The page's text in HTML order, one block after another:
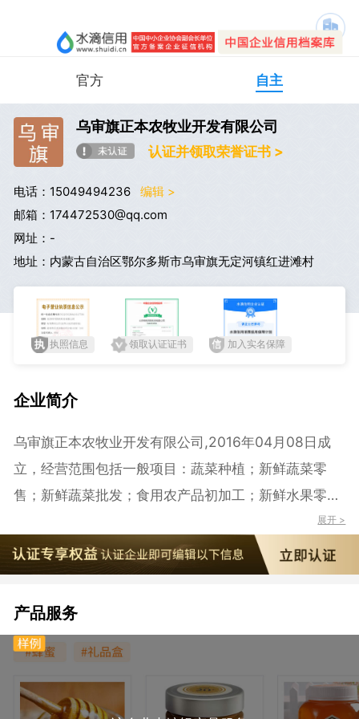
官方 自主
乌审旗正本农牧业开发有限公司
认证并领取荣誉证书 >
电话：15049494236
编辑 >
邮箱：174472530@qq.com
网址：-
地址：内蒙古自治区鄂尔多斯市乌审旗无定河镇红进滩村
执照信息 领取认证证书 加入实名保障
企业简介
乌审旗正本农牧业开发有限公司,2016年04月08日成
立，经营范围包括一般项目：蔬菜种植；新鲜蔬菜零
售；新鲜蔬菜批发；食用农产品初加工；新鲜水果零
售；新鲜水果批发；水果种植；礼品花卉销售；花卉种
植；农作物栽培服务；农作物收割服务；农作物秸秆处
理及加工利用服务；农作物病虫害防治服务；农业机械
服务；牲畜销售；畜禽收购；水产苗种销售；劳务服务
（不含劳务派遣）；装卸搬运；机械设备租赁；通用设
备修理；住宅水电安装维护服务；家具安装和维修服
务；农林牧副渔业专业机械的安装、维修；土地整治服
务；市政设施管理；自然生态系统保护管理；园林绿化
展开 >
产品服务